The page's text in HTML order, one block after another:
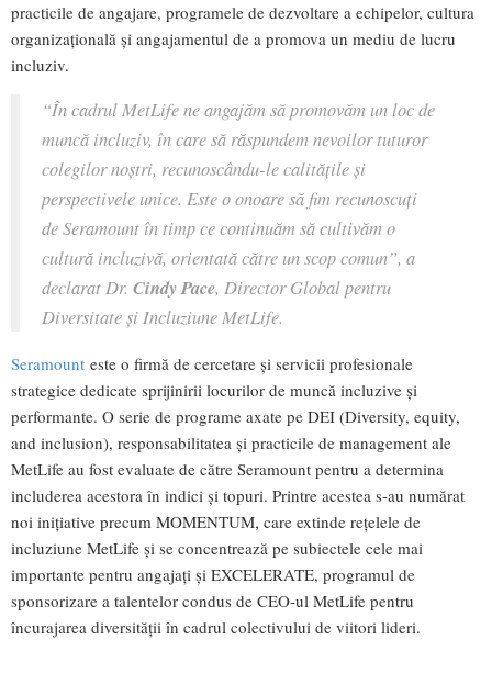
practicile de angajare, programele de dezvoltare a echipelor, cultura
organizațională și angajamentul de a promova un mediu de lucru
incluziv.
“În cadrul MetLife ne angajăm să promovăm un loc de
muncă incluziv, în care să răspundem nevoilor tuturor
colegilor noștri, recunoscându-le calitățile și
perspectivele unice. Este o onoare să fim recunoscuți
de Seramount în timp ce continuăm să cultivăm o
cultură incluzivă, orientată către un scop comun”, a
declarat Dr. Cindy Pace, Director Global pentru
Diversitate și Incluziune MetLife.
Seramount este o firmă de cercetare și servicii profesionale
strategice dedicate sprijinirii locurilor de muncă incluzive și
performante. O serie de programe axate pe DEI (Diversity, equity,
and inclusion), responsabilitatea și practicile de management ale
MetLife au fost evaluate de către Seramount pentru a determina
includerea acestora în indici și topuri. Printre acestea s-au numărat
noi inițiative precum MOMENTUM, care extinde rețelele de
incluziune MetLife și se concentrează pe subiectele cele mai
importante pentru angajați și EXCELERATE, programul de
sponsorizare a talentelor condus de CEO-ul MetLife pentru
încurajarea diversității în cadrul colectivului de viitori lideri.